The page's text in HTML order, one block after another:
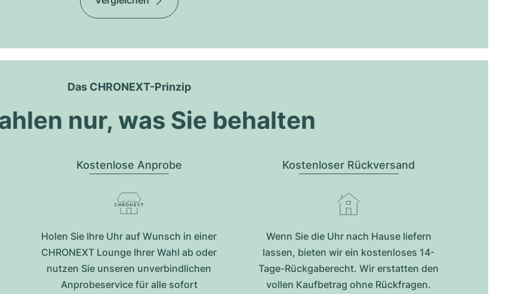
Das CHRONEXT-Prinzip
nur, was Sie behalten
Kostenlose Anprobe
Holen Sie Ihre Uhr auf Wunsch in einer
CHRONEXT Lounge Ihrer Wahl ab oder
nutzen Sie unseren unverbindlichen
Anprobeservice für alle sofort
Kostenloser Rückversand
Wenn Sie die Uhr nach Hause liefern
lassen, bieten wir ein kostenloses 14-
Tage-Rückgaberecht. Wir erstatten den
vollen Kaufbetrag ohne Rückfragen.